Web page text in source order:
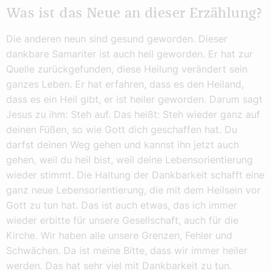
Was ist das Neue an dieser Erzählung?
Die anderen neun sind gesund geworden. Dieser
dankbare Samariter ist auch heil geworden. Er hat zur
Quelle zurückgefunden, diese Heilung verändert sein
ganzes Leben. Er hat erfahren, dass es den Heiland,
dass es ein Heil gibt, er ist heiler geworden. Darum sagt
Jesus zu ihm: Steh auf. Das heißt: Steh wieder ganz auf
deinen Füßen, so wie Gott dich geschaffen hat. Du
darfst deinen Weg gehen und kannst ihn jetzt auch
gehen, weil du heil bist, weil deine Lebensorientierung
wieder stimmt. Die Haltung der Dankbarkeit schafft eine
ganz neue Lebensorientierung, die mit dem Heilsein vor
Gott zu tun hat. Das ist auch etwas, das ich immer
wieder erbitte für unsere Gesellschaft, auch für die
Kirche. Wir haben alle unsere Grenzen, Fehler und
Schwächen. Da ist meine Bitte, dass wir immer heiler
werden. Das hat sehr viel mit Dankbarkeit zu tun.